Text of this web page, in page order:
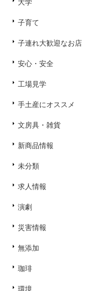
大学
子育て
子連れ大歓迎なお店
安心・安全
工場見学
手土産にオススメ
文房具・雑貨
新商品情報
未分類
求人情報
演劇
災害情報
無添加
珈琲
環境